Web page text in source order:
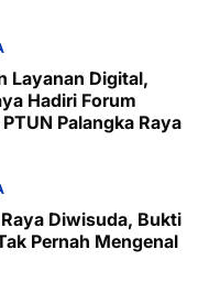
Layanan Digital,
Hadiri Forum
Palangka Raya
Diwisuda, Bukti
Pernah Mengenal